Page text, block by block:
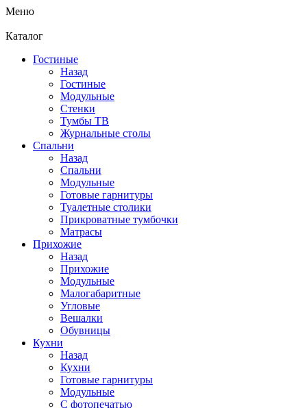
Меню
Каталог
Гостиные
Назад
Гостиные
Модульные
Стенки
Тумбы ТВ
Журнальные столы
Спальни
Назад
Спальни
Модульные
Готовые гарнитуры
Туалетные столики
Прикроватные тумбочки
Матрасы
Прихожие
Назад
Прихожие
Модульные
Малогабаритные
Угловые
Вешалки
Обувницы
Кухни
Назад
Кухни
Готовые гарнитуры
Модульные
С фотопечатью